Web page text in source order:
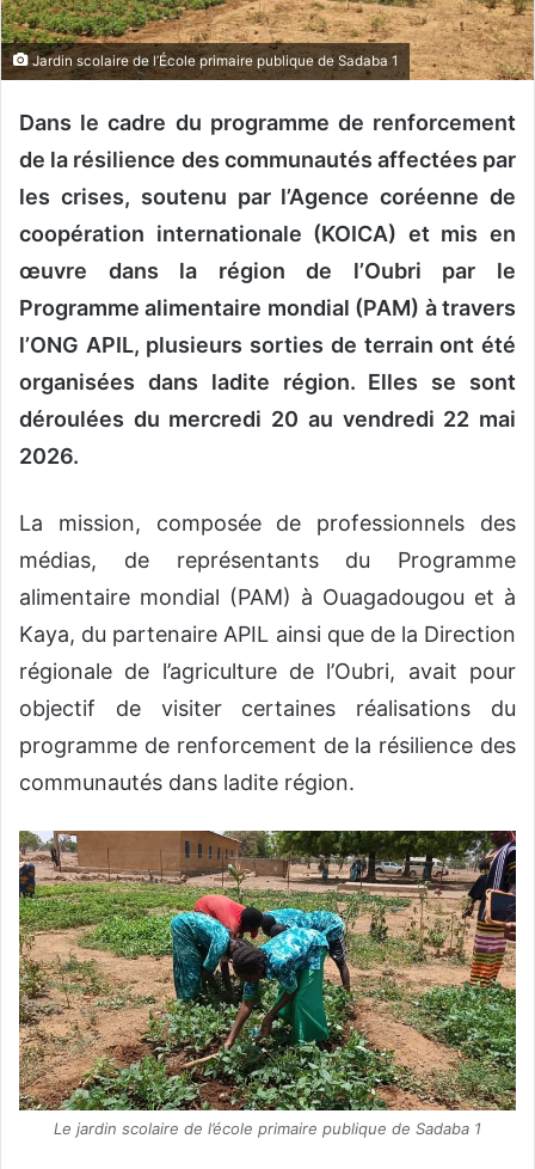
u
r
e
l
Jardin scolaire de l’École primaire publique de Sadaba 1
Dans le cadre du programme de renforcement
de la résilience des communautés affectées par
les crises, soutenu par l’Agence coréenne de
coopération internationale (KOICA) et mis en
œuvre dans la région de l’Oubri par le
Programme alimentaire mondial (PAM) à travers
l’ONG APIL, plusieurs sorties de terrain ont été
organisées dans ladite région. Elles se sont
déroulées du mercredi 20 au vendredi 22 mai
2026.
La mission, composée de professionnels des
médias, de représentants du Programme
alimentaire mondial (PAM) à Ouagadougou et à
Kaya, du partenaire APIL ainsi que de la Direction
régionale de l’agriculture de l’Oubri, avait pour
objectif de visiter certaines réalisations du
programme de renforcement de la résilience des
communautés dans ladite région.
Le jardin scolaire de l’école primaire publique de Sadaba 1